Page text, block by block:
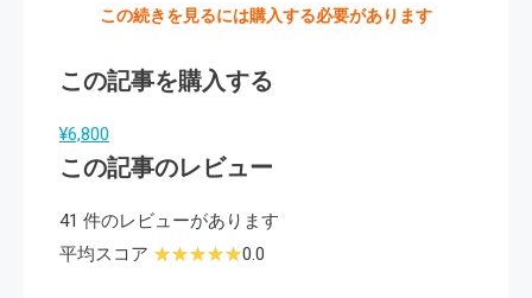
この続きを見るには購入する必要があります
この記事を購入する
¥6,800
この記事のレビュー
41 件のレビューがあります
平均スコア
0.0